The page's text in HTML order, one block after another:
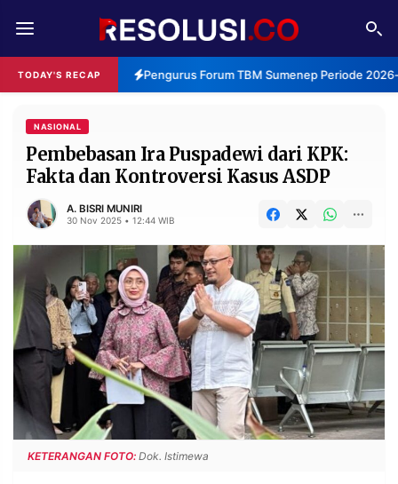
TODAY'S RECAP Pengurus Forum TBM Sumenep Periode
REDAKSI TENTANG
RESOLUSI IKLAN
RUBRIKASI
EDITORIAL AKSARA
DAERAH NASIONAL
MANCA SPORT
INFORMASI
PRIVACY
POLICY
BERITA
WARGA
INFORMASI
IKLAN
KIRIM
TULISAN
NASIONAL
Pembebasan Ira Puspadewi dari KPK:
Fakta dan Kontroversi Kasus ASDP
A. BISRI MUNIRI
30 Nov 2025 • 12:44 WIB
KETERANGAN FOTO: Dok. Istimewa